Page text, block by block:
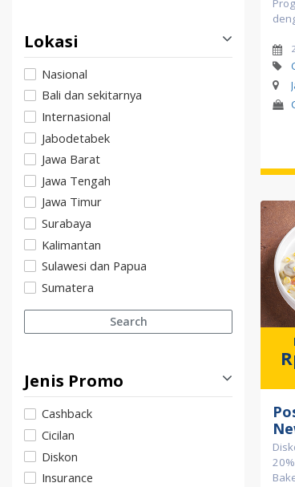
Lokasi
Nasional
Bali dan sekitarnya
Internasional
Jabodetabek
Jawa Barat
Jawa Tengah
Jawa Timur
Surabaya
Kalimantan
Sulawesi dan Papua
Sumatera
Search
Jenis Promo
Cashback
Cicilan
Diskon
Insurance